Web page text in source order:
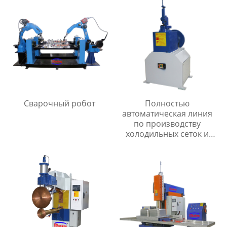
Сварочный робот
Полностью
автоматическая линия
по производству
холодильных сеток и